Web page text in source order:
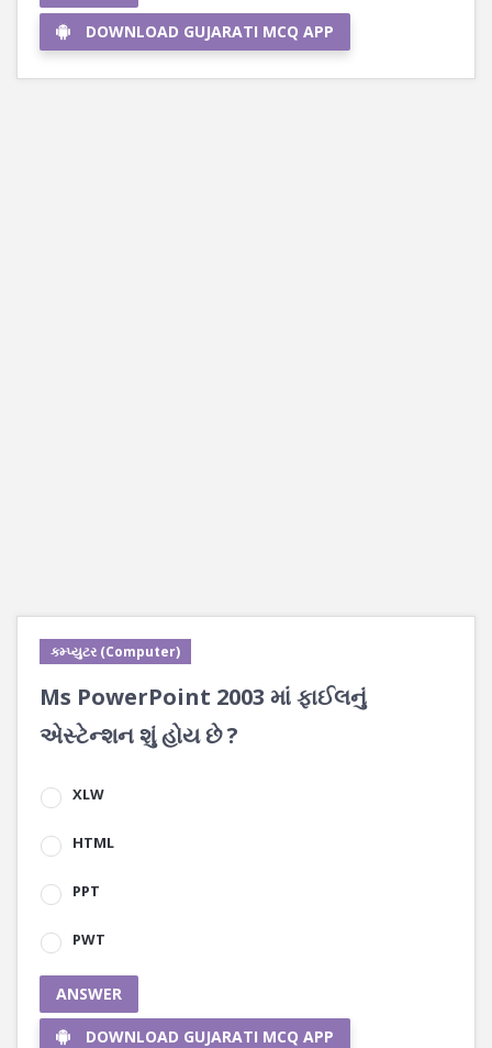
DOWNLOAD GUJARATI MCQ APP
કમ્પ્યુટર (Computer)
Ms PowerPoint 2003 માં ફાઈલનું
એસ્ટેન્શન શું હોય છે ?
XLW
HTML
PPT
PWT
ANSWER
DOWNLOAD GUJARATI MCQ APP